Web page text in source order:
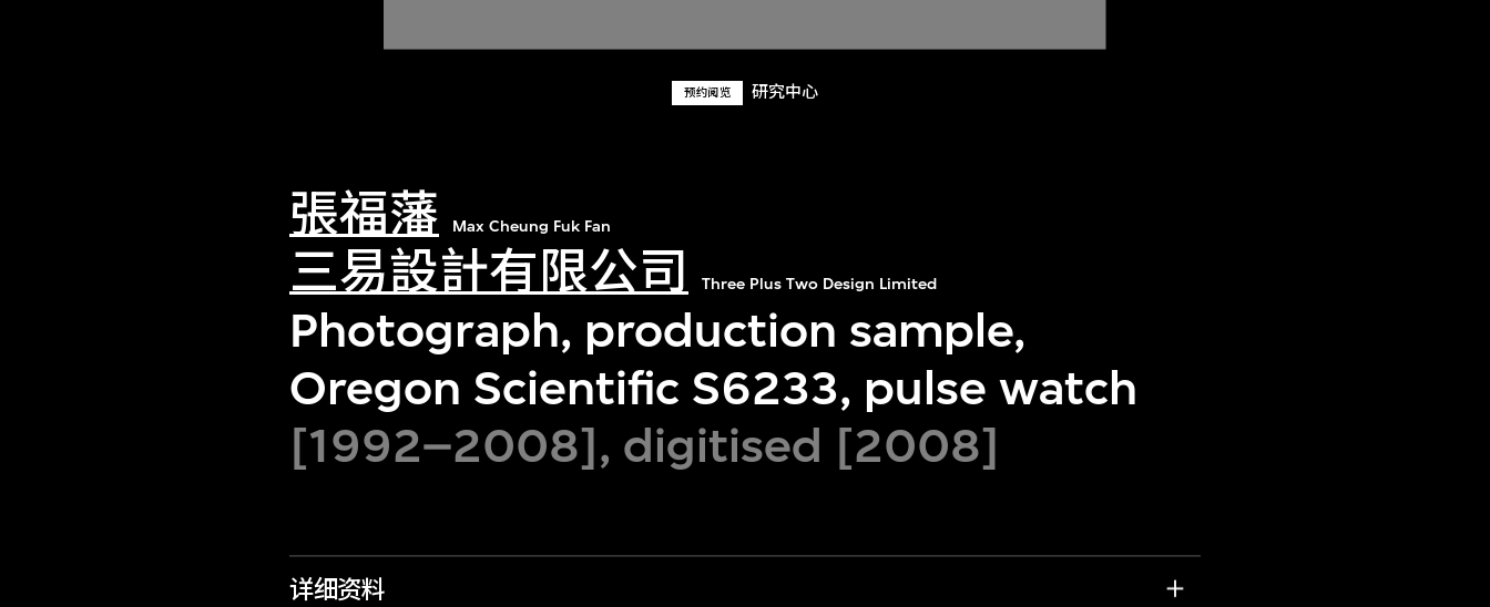
预约阅览 研究中心
張福藩 Max Cheung Fuk Fan
三易設計有限公司 Three Plus Two Design Limited
Photograph, production sample,
Oregon Scientific S6233, pulse watch
[1992–2008], digitised [2008]
详细资料